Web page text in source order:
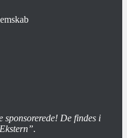
De findes i